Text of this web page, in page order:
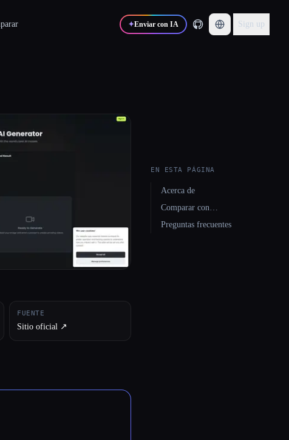
✦Enviar con IA Sign up
FUENTE
Sitio oficial ↗︎
EN ESTA PÁGINA
Acerca de
Comparar con…
Preguntas frecuentes